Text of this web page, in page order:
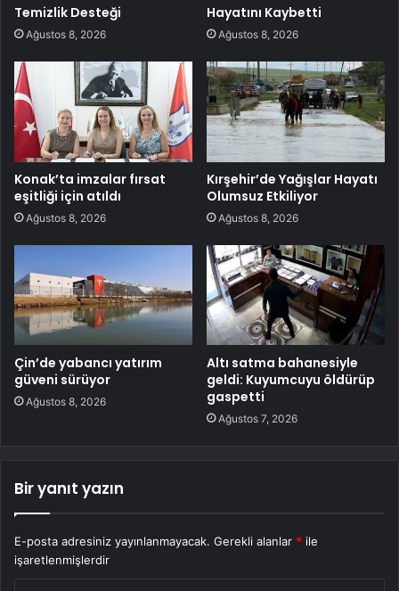
Temizlik Desteği
Ağustos 8, 2026
Hayatını Kaybetti
Ağustos 8, 2026
Konak’ta imzalar fırsat
eşitliği için atıldı
Ağustos 8, 2026
Kırşehir’de Yağışlar Hayatı
Olumsuz Etkiliyor
Ağustos 8, 2026
Çin’de yabancı yatırım
güveni sürüyor
Ağustos 8, 2026
Altı satma bahanesiyle
geldi: Kuyumcuyu öldürüp
gaspetti
Ağustos 7, 2026
Bir yanıt yazın
E-posta adresiniz yayınlanmayacak. Gerekli alanlar * ile
işaretlenmişlerdir